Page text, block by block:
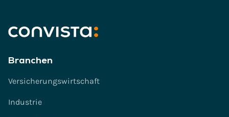
e
s
ä
d
Branchen
Versicherungswirtschaft
Industrie